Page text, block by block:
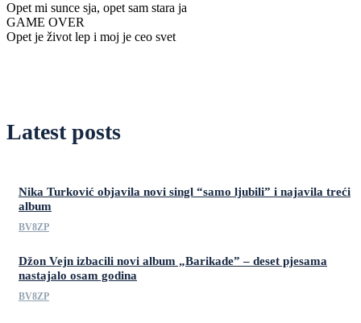
Opet mi sunce sja, opet sam stara ja
GAME OVER
Opet je život lep i moj je ceo svet
Latest posts
Nika Turković objavila novi singl “samo ljubili” i najavila treći
album
BV8ZP
Džon Vejn izbacili novi album „Barikade” – deset pjesama
nastajalo osam godina
BV8ZP